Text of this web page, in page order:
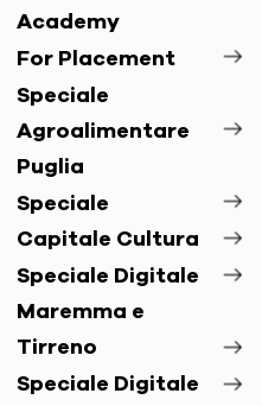
Academy
For Placement
Speciale
Agroalimentare
Puglia
Speciale
Capitale Cultura
Speciale Digitale
Maremma e
Tirreno
Speciale Digitale